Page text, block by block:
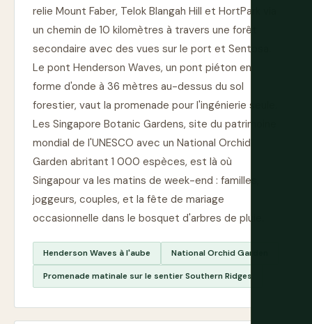
relie Mount Faber, Telok Blangah Hill et HortPark via
un chemin de 10 kilomètres à travers une forêt
secondaire avec des vues sur le port et Sentosa.
Le pont Henderson Waves, un pont piéton en
forme d'onde à 36 mètres au-dessus du sol
forestier, vaut la promenade pour l'ingénierie seule.
Les Singapore Botanic Gardens, site du patrimoine
mondial de l'UNESCO avec un National Orchid
Garden abritant 1 000 espèces, est là où
Singapour va les matins de week-end : familles,
joggeurs, couples, et la fête de mariage
occasionnelle dans le bosquet d'arbres de pluie.
Henderson Waves à l'aube National Orchid Garden
Promenade matinale sur le sentier Southern Ridges